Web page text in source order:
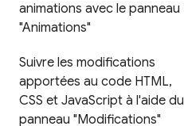
animations avec le panneau
"Animations"
Suivre les modifications
apportées au code HTML,
CSS et JavaScript à l'aide du
panneau "Modifications"